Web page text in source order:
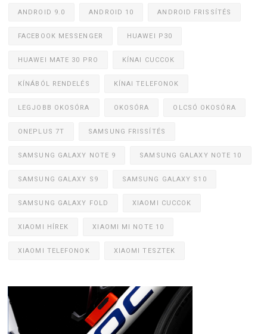
ANDROID 9.0 ANDROID 10 ANDROID FRISSÍTÉS
FACEBOOK MESSENGER HUAWEI P30
HUAWEI MATE 30 PRO KÍNAI CUCCOK
KÍNÁBÓL RENDELÉS KÍNAI TELEFONOK
LEGJOBB OKOSÓRA OKOSÓRA OLCSÓ OKOSÓRA
ONEPLUS 7T SAMSUNG FRISSÍTÉS
SAMSUNG GALAXY NOTE 9 SAMSUNG GALAXY NOTE 10
SAMSUNG GALAXY S9 SAMSUNG GALAXY S10
SAMSUNG GALAXY FOLD XIAOMI CUCCOK
XIAOMI HÍREK XIAOMI MI NOTE 10
XIAOMI TELEFONOK XIAOMI TESZTEK